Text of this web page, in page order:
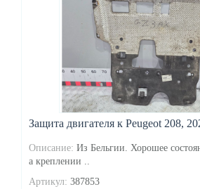
Защита двигателя к Peugeot 208,
Описание: Из Бельгии. Хорошее
а креплении ..
Артикул: 387853